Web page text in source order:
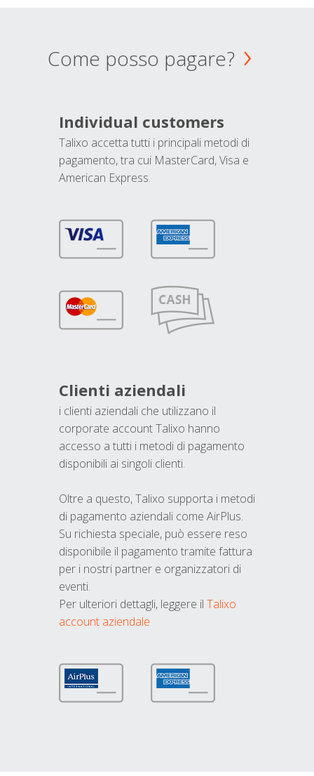
Come posso pagare?
Individual customers
Talixo accetta tutti i principali metodi di
pagamento, tra cui MasterCard, Visa e
American Express.
Clienti aziendali
i clienti aziendali che utilizzano il
corporate account Talixo hanno
accesso a tutti i metodi di pagamento
disponibili ai singoli clienti.
Oltre a questo, Talixo supporta i metodi
di pagamento aziendali come AirPlus.
Su richiesta speciale, può essere reso
disponibile il pagamento tramite fattura
per i nostri partner e organizzatori di
eventi.
Per ulteriori dettagli, leggere il Talixo
account aziendale